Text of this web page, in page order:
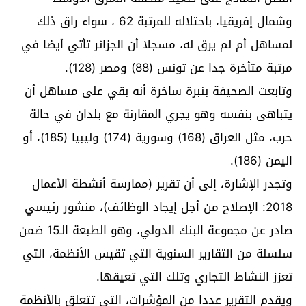
وشمال إفريقيا، باحتلاله للمرتبة 62 ، سواء راق ذلك
لمساهل أم لم يرق له، مسجلا أن الجزائر تأتي أيضا في
مرتبة متأخرة جدا عن تونس (88) ومصر (128).
وتابعت الصحيفة بنبرة ساخرة أنه بقي على مساهل أن
يتباهى بنفسه وهو يجري المقارنة مع بلدان في حالة
حرب، مثل العراق (168) وسورية (174) وليبيا (185)، أو
اليمن (186).
وتجدر الإشارة، إلى أن تقرير (ممارسة أنشطة الأعمال
2018: الإصلاح من أجل إيجاد الوظائف)، منشور رئيسي
صادر عن مجموعة البنك الدولي، وهو الطبعة الـ15 ضمن
سلسلة من التقارير السنوية التي تقيس الأنظمة، التي
تعزز النشاط التجاري وتلك التي تعيقها.
ويقدم التقرير عددا من المؤشرات، التي تتعلق بالأنظمة